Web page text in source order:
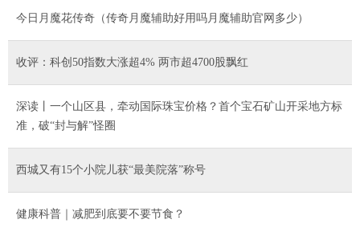
今日月魔花传奇（传奇月魔辅助好用吗月魔辅助官网多少）
收评：科创50指数大涨超4% 两市超4700股飘红
深读丨一个山区县，牵动国际珠宝价格？首个宝石矿山开采地方标
准，破“封与解”怪圈
西城又有15个小院儿获“最美院落”称号
健康科普｜减肥到底要不要节食？